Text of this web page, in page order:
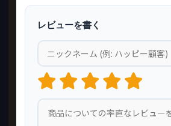
レビューを書く